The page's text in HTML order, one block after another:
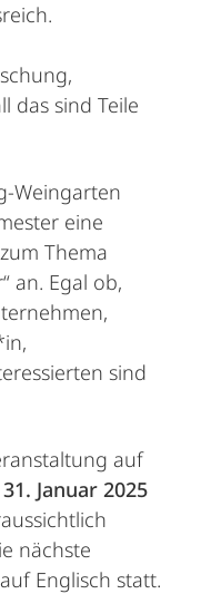
das sind Teile
Weingarten
eine
Thema
an. Egal ob,
sind
auf
Januar 2025
nächste
Englisch statt.